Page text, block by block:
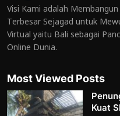
Visi Kami adalah
Terbesar Sejagad untuk
Virtual yaitu Bali sebagai
Online Dunia.
Most Viewed Posts
Kuat